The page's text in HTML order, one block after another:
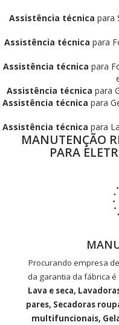
Assistência técnica para
Assistência técnica para
Assistência técnica para
Assistência técnica para
Assistência técnica para
Assistência técnica para
MANUTENÇÃO
PARA
Procurando empresa
da garantia da fábrica
Lava e seca,
pares, Secadoras
multifuncionais,